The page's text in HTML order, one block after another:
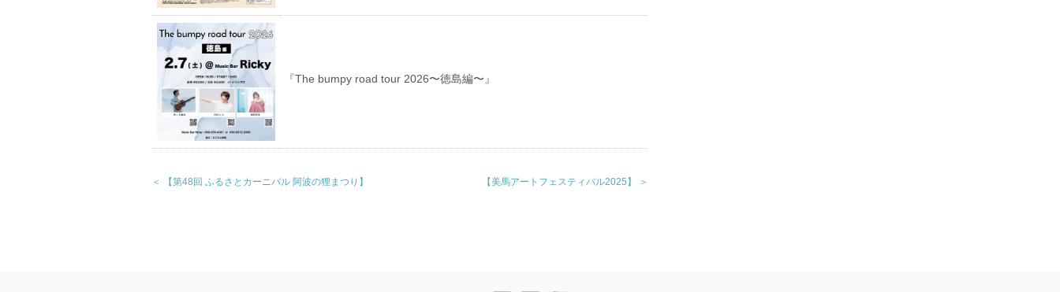
『The bumpy road tour 2026〜徳島編〜』
＜ 【第48回 ふるさとカーニバル 阿波の狸まつり】 【美馬アートフェスティバル2025】 ＞